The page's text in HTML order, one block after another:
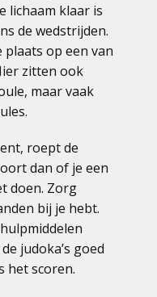
lichaam klaar is
de wedstrijden.
plaats op een van
zitten ook
maar vaak
roept de
dan of je een
doen. Zorg
bij je hebt.
judoka’s goed
het scoren.